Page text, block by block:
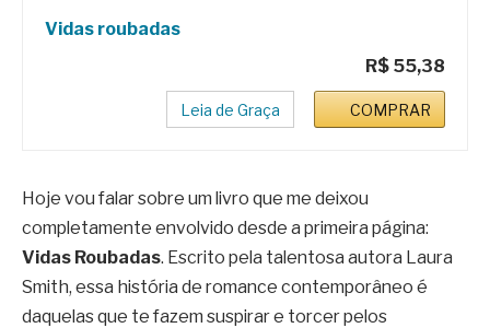
Vidas roubadas
R$ 55,38
Leia de Graça COMPRAR
Hoje vou falar sobre um livro que me deixou
completamente envolvido desde a primeira página:
Vidas Roubadas. Escrito pela talentosa autora Laura
Smith, essa história de romance contemporâneo é
daquelas que te fazem suspirar e torcer pelos